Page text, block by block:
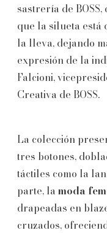
sastrería de
que la silueta está
la lleva, dejando
expresión de la
Falcioni,
Creativa de BOSS.
La colección
tres botones,
táctiles como la
parte, la moda
drapeadas en
cruzados,